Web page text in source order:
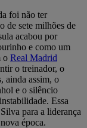
foi não ter
de sete milhões de
acabou por
e como um
o Real Madrid
o treinador, o
ainda assim, o
e o silêncio
Essa
para a liderança
época.